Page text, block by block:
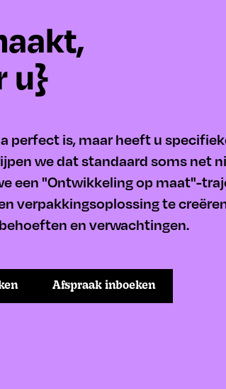
u}
perfect is, maar heeft u
we dat standaard soms net
een "Ontwikkeling op maat"-
verpakkingsoplossing te
en verwachtingen.
Afspraak inboeken